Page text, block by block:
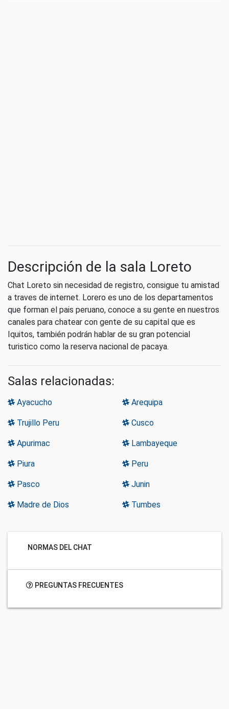
Descripción de la sala Loreto
Chat Loreto sin necesidad de registro, consigue tu amistad
a traves de internet. Lorero es uno de los departamentos
que forman el pais peruano, conoce a su gente en nuestros
canales para chatear con gente de su capital que es
Iquitos, también podrán hablar de su gran potencial
turistico como la reserva nacional de pacaya.
Salas relacionadas:
Ayacucho Arequipa
Trujillo Peru Cusco
Apurimac Lambayeque
Piura Peru
Pasco Junin
Madre de Dios Tumbes
NORMAS DEL CHAT
PREGUNTAS FRECUENTES